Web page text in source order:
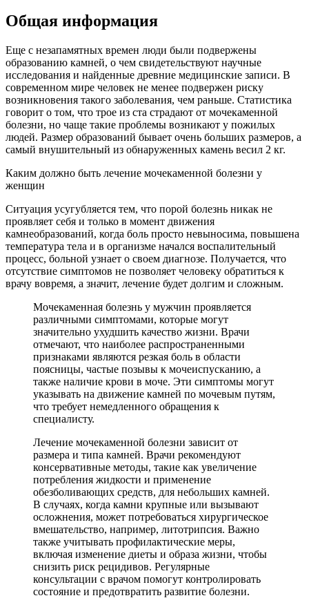
Общая информация
Еще с незапамятных времен люди были подвержены
образованию камней, о чем свидетельствуют научные
исследования и найденные древние медицинские записи. В
современном мире человек не менее подвержен риску
возникновения такого заболевания, чем раньше. Статистика
говорит о том, что трое из ста страдают от мочекаменной
болезни, но чаще такие проблемы возникают у пожилых
людей. Размер образований бывает очень больших размеров, а
самый внушительный из обнаруженных камень весил 2 кг.
Каким должно быть лечение мочекаменной болезни у
женщин
Ситуация усугубляется тем, что порой болезнь никак не
проявляет себя и только в момент движения
камнеобразований, когда боль просто невыносима, повышена
температура тела и в организме начался воспалительный
процесс, больной узнает о своем диагнозе. Получается, что
отсутствие симптомов не позволяет человеку обратиться к
врачу вовремя, а значит, лечение будет долгим и сложным.
Мочекаменная болезнь у мужчин проявляется
различными симптомами, которые могут
значительно ухудшить качество жизни. Врачи
отмечают, что наиболее распространенными
признаками являются резкая боль в области
поясницы, частые позывы к мочеиспусканию, а
также наличие крови в моче. Эти симптомы могут
указывать на движение камней по мочевым путям,
что требует немедленного обращения к
специалисту.
Лечение мочекаменной болезни зависит от
размера и типа камней. Врачи рекомендуют
консервативные методы, такие как увеличение
потребления жидкости и применение
обезболивающих средств, для небольших камней.
В случаях, когда камни крупные или вызывают
осложнения, может потребоваться хирургическое
вмешательство, например, литотрипсия. Важно
также учитывать профилактические меры,
включая изменение диеты и образа жизни, чтобы
снизить риск рецидивов. Регулярные
консультации с врачом помогут контролировать
состояние и предотвратить развитие болезни.